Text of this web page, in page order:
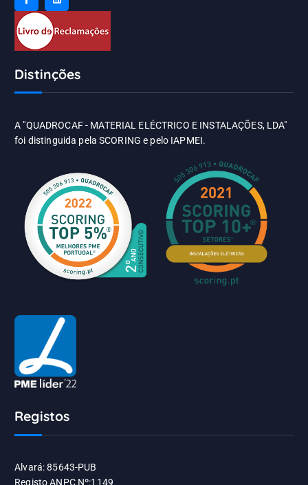
Distinções
A "QUADROCAF - MATERIAL ELÉCTRICO E INSTALAÇÕES, LDA"
foi distinguida pela SCORING e pelo IAPMEI.
Registos
Alvará: 85643-PUB
Registo ANPC Nº:1149